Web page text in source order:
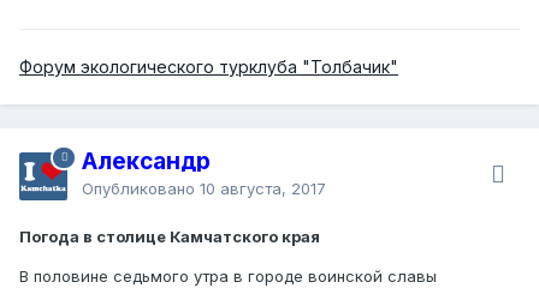
Форум экологического турклуба "Толбачик"
Александр
Опубликовано 10 августа, 2017
Погода в столице Камчатского края
В половине седьмого утра в городе воинской славы